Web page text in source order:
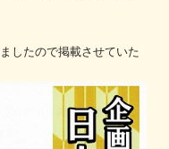
したので掲載させていた